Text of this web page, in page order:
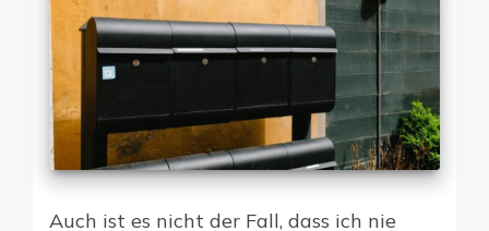
Auch ist es nicht der Fall, dass ich nie